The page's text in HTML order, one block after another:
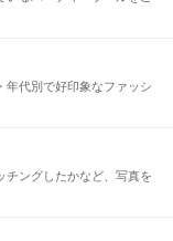
年代別で好印象なファッシ
チングしたかなど、写真を